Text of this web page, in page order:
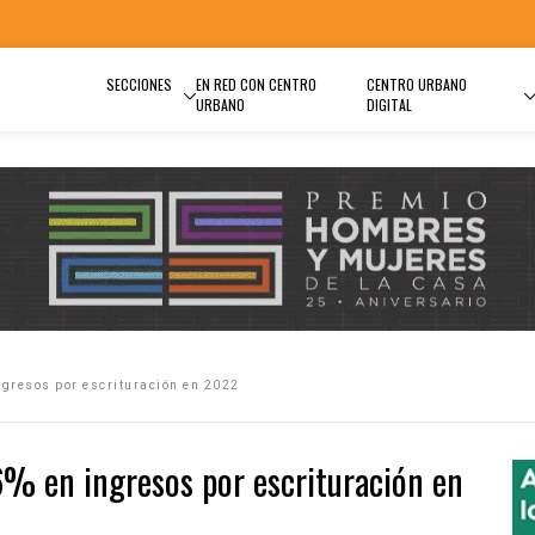
SECCIONES
EN RED CON CENTRO
URBANO
CENTRO URBANO
DIGITAL
por escrituración en 2022
en ingresos por escrituración en